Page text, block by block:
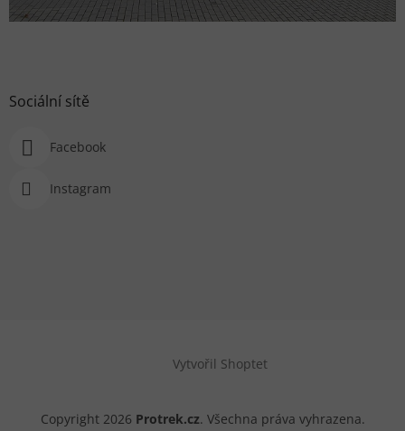
Sociální sítě
Facebook
Instagram
Vytvořil Shoptet
Copyright 2026 Protrek.cz. Všechna práva vyhrazena.